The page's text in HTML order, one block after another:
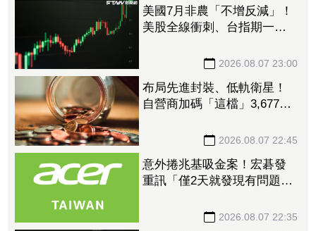
美國7月非農「不增反減」！
美股全線衝刺、台指期一度
2026.08.07 23:00
布局先進封裝、低軌衛星！
自營商加碼「這檔」3,677萬
2026.08.07 22:45
意外捲兆基吸金案！宏碁發
重訊「僅2天就發現有問題」
2026.08.07 22:35